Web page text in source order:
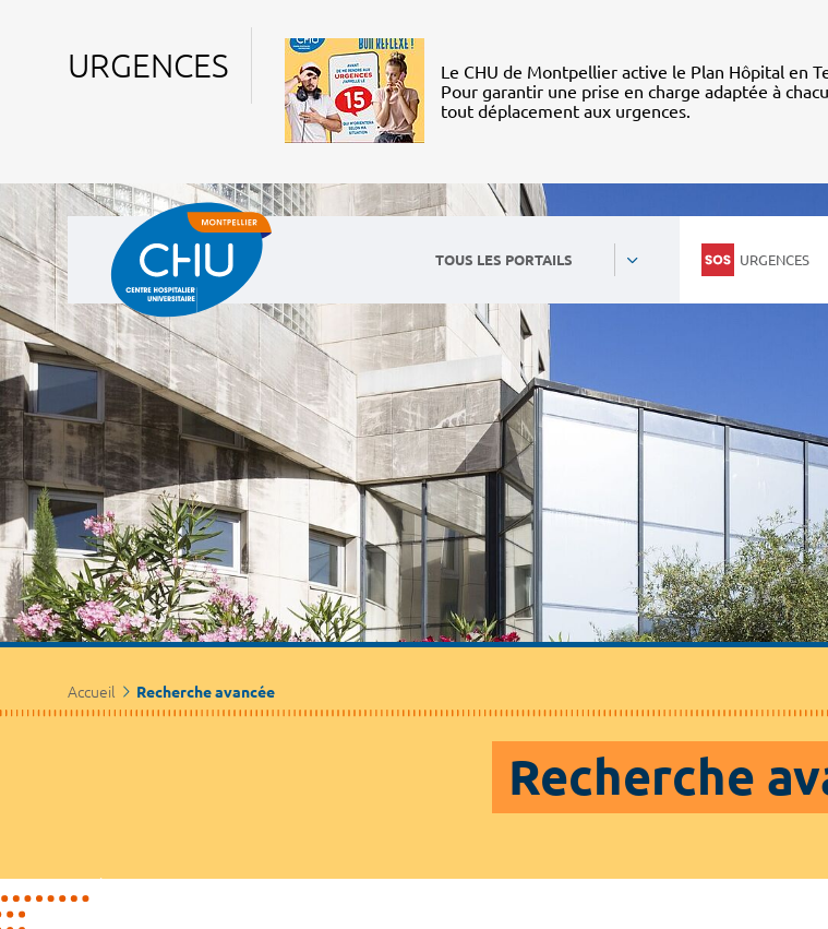
URGENCES
Le CHU de Montpellier active le Plan Hôpital en
Pour garantir une prise en charge adaptée à
tout déplacement aux urgences.
TOUS LES PORTAILS URGENCES
Accueil Recherche avancée
Recherche